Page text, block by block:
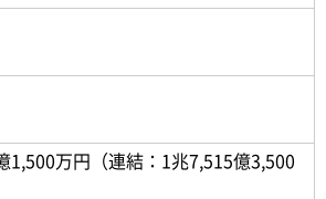
1,500万円（連結：1兆7,515億3,500